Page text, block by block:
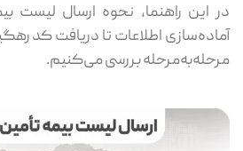
در این راهنما، نحوه ارسال لیست
آماده‌سازی اطلاعات تا دریافت کد
مرحله‌به‌مرحله بررسی می‌کنیم.